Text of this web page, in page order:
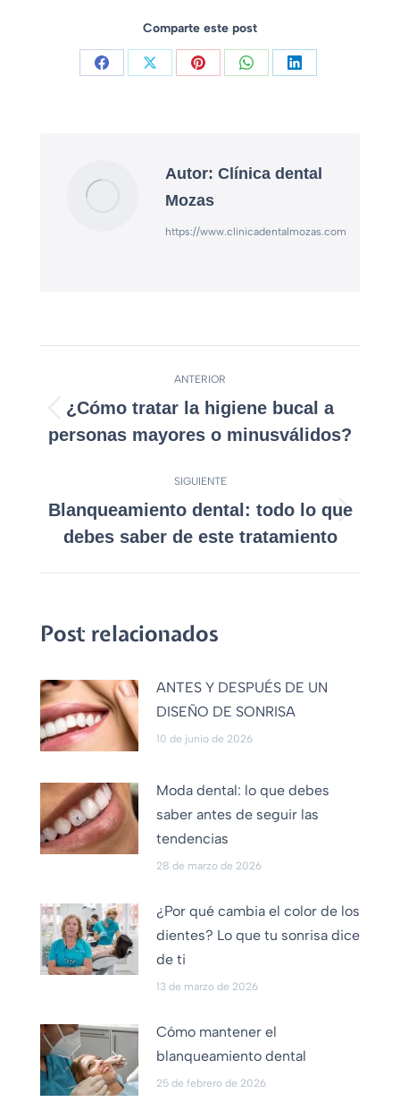
Comparte este post
Autor: Clínica dental
Mozas
https://www.clinicadentalmozas.com
ANTERIOR
¿Cómo tratar la higiene bucal a
personas mayores o minusválidos?
SIGUIENTE
Blanqueamiento dental: todo lo que
debes saber de este tratamiento
Post relacionados
ANTES Y DESPUÉS DE UN
DISEÑO DE SONRISA
10 de junio de 2026
Moda dental: lo que debes
saber antes de seguir las
tendencias
28 de marzo de 2026
¿Por qué cambia el color de los
dientes? Lo que tu sonrisa dice
de ti
13 de marzo de 2026
Cómo mantener el
blanqueamiento dental
25 de febrero de 2026